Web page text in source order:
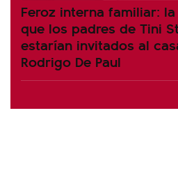
Feroz interna familiar:
que los padres de Tini
estarían invitados al
Rodrigo De Paul